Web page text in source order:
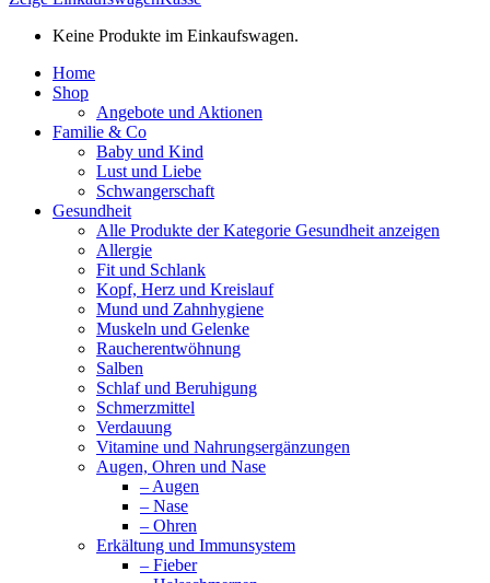
Keine Produkte im Einkaufswagen.
Home
Shop
Angebote und Aktionen
Familie & Co
Baby und Kind
Lust und Liebe
Schwangerschaft
Gesundheit
Alle Produkte der Kategorie Gesundheit anzeigen
Allergie
Fit und Schlank
Kopf, Herz und Kreislauf
Mund und Zahnhygiene
Muskeln und Gelenke
Raucherentwöhnung
Salben
Schlaf und Beruhigung
Schmerzmittel
Verdauung
Vitamine und Nahrungsergänzungen
Augen, Ohren und Nase
– Augen
– Nase
– Ohren
Erkältung und Immunsystem
– Fieber